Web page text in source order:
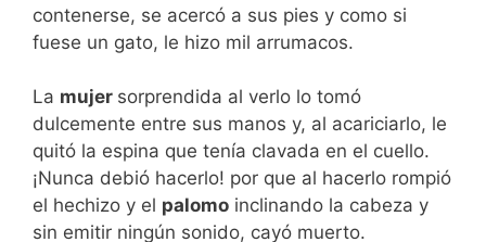
contenerse, se acercó a sus pies y como si
fuese un gato, le hizo mil arrumacos.
La mujer sorprendida al verlo lo tomó
dulcemente entre sus manos y, al acariciarlo, le
quitó la espina que tenía clavada en el cuello.
¡Nunca debió hacerlo! por que al hacerlo rompió
el hechizo y el palomo inclinando la cabeza y
sin emitir ningún sonido, cayó muerto.